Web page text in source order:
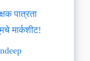
पात्रता
मार्कशीट!